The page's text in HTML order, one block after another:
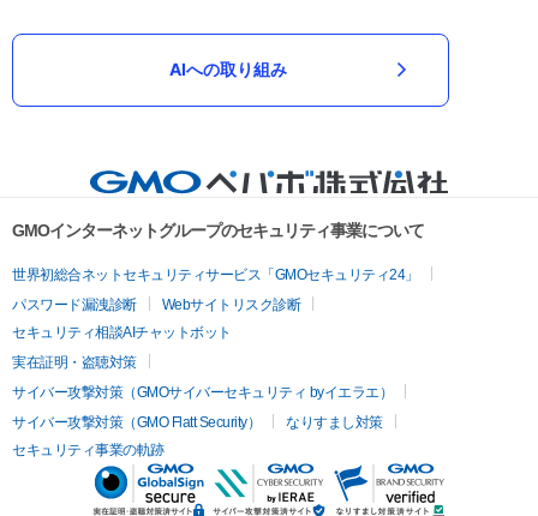
AIへの取り組み
GMOインターネットグループのセキュリティ事業について
世界初総合ネットセキュリティサービス「GMOセキュリティ24」
パスワード漏洩診断
Webサイトリスク診断
セキュリティ相談AIチャットボット
実在証明・盗聴対策
サイバー攻撃対策（GMOサイバーセキュリティ byイエラエ）
サイバー攻撃対策（GMO Flatt Security）
なりすまし対策
セキュリティ事業の軌跡